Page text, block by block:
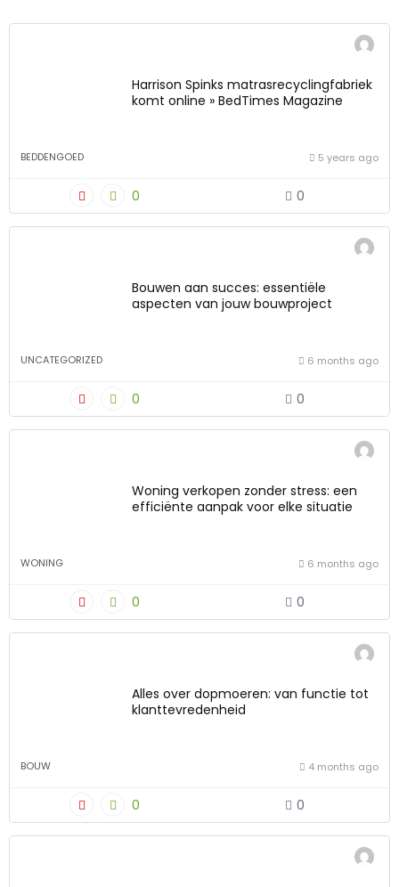
Harrison Spinks matrasrecyclingfabriek
komt online » BedTimes Magazine
BEDDENGOED 5 years ago
0 0
Bouwen aan succes: essentiële
aspecten van jouw bouwproject
UNCATEGORIZED 6 months ago
0 0
Woning verkopen zonder stress: een
efficiënte aanpak voor elke situatie
WONING 6 months ago
0 0
Alles over dopmoeren: van functie tot
klanttevredenheid
BOUW 4 months ago
0 0